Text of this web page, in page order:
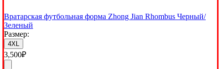
Вратарская футбольная форма Zhong Jian Rhombus Черный/
Зеленый
Размер:
4XL
3,500₽